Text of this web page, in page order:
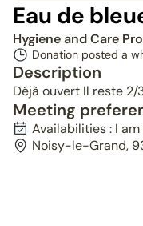
Eau de
Hygiene and Care
Donation posted a
Description
Déjà ouvert Il reste
Meeting
Availabilities : I
Noisy-le-Grand,